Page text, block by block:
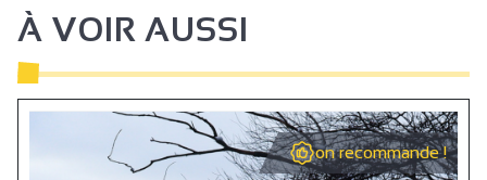
À VOIR AUSSI
on recommande !